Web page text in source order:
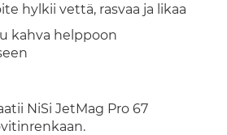
hylkii vettä, rasvaa ja likaa
kahva helppoon
NiSi JetMag Pro 67